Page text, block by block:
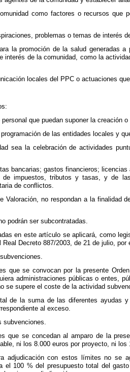
como factores o recursos que
problemas o temas de interés
la promoción de la salud generadas
interés de la comunidad, como la
locales del PPC o actuaciones
que puedan suponer la creación
de las entidades locales y
sea la celebración de actividades
bancarias; gastos financieros;
impuestos, tributos y tasas, y de
de conflictos.
Valoración, no respondan a la
podrán ser subcontratadas.
en este artículo se aplicará, como
Decreto 887/2003, de 21 de julio,
que se convocan por la presente
administraciones públicas o entes,
se supere el coste de la actividad
de la suma de las diferentes ayudas
al exceso.
subvenciones.
que se concedan al amparo de la
ni los 8.000 euros por proyecto, ni
adjudicación con estos límites no se
el 100 % del presupuesto total del